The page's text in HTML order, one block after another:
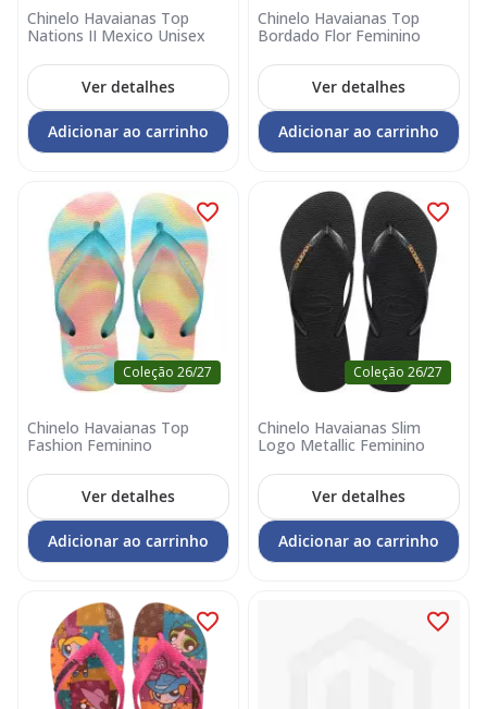
Chinelo Havaianas Top
Nations II Mexico Unisex
Ver detalhes
Adicionar ao carrinho
Chinelo Havaianas Top
Bordado Flor Feminino
Ver detalhes
Adicionar ao carrinho
Coleção 26/27
Chinelo Havaianas Top
Fashion Feminino
Ver detalhes
Adicionar ao carrinho
Coleção 26/27
Chinelo Havaianas Slim
Logo Metallic Feminino
Ver detalhes
Adicionar ao carrinho